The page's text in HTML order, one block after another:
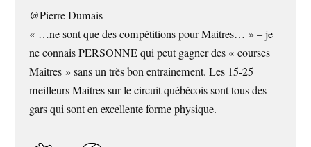
@Pierre Dumais
« …ne sont que des compétitions pour Maitres… » – je
ne connais PERSONNE qui peut gagner des « courses
Maitres » sans un très bon entrainement. Les 15-25
meilleurs Maitres sur le circuit québécois sont tous des
gars qui sont en excellente forme physique.